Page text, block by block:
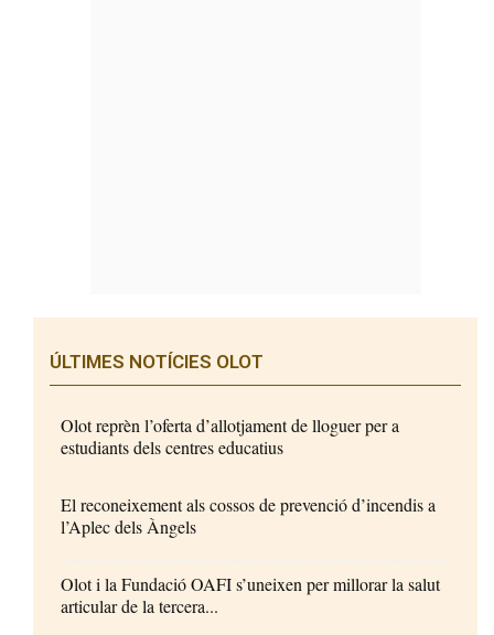
ÚLTIMES NOTÍCIES OLOT
Olot reprèn l’oferta d’allotjament de lloguer per a
estudiants dels centres educatius
El reconeixement als cossos de prevenció d’incendis a
l’Aplec dels Àngels
Olot i la Fundació OAFI s’uneixen per millorar la salut
articular de la tercera...